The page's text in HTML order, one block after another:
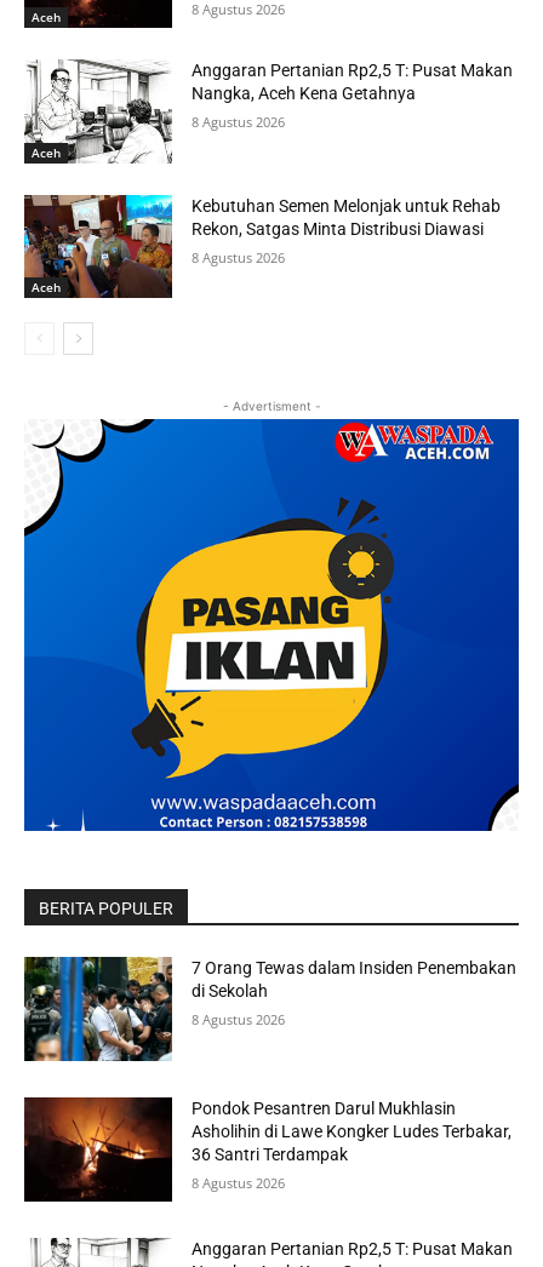
Aceh 8 Agustus 2026
Aceh
Anggaran Pertanian Rp2,5 T: Pusat Makan
Nangka, Aceh Kena Getahnya
8 Agustus 2026
Aceh
Kebutuhan Semen Melonjak untuk Rehab
Rekon, Satgas Minta Distribusi Diawasi
8 Agustus 2026
- Advertisment -
BERITA POPULER
7 Orang Tewas dalam Insiden Penembakan
di Sekolah
8 Agustus 2026
Pondok Pesantren Darul Mukhlasin
Asholihin di Lawe Kongker Ludes Terbakar,
36 Santri Terdampak
8 Agustus 2026
Anggaran Pertanian Rp2,5 T: Pusat Makan